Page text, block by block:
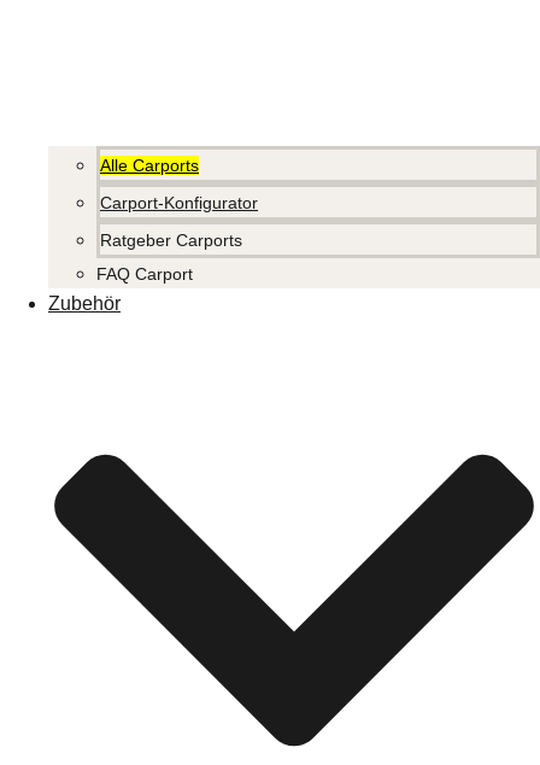
Alle Carports
Carport-Konfigurator
Ratgeber Carports
FAQ Carport
Zubehör